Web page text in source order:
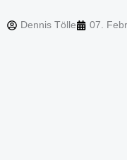
Dennis Tölle 07.